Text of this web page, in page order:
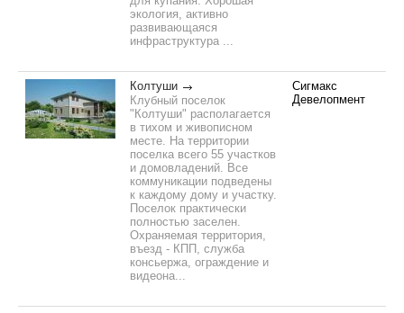
экология, активно
развивающаяся
инфраструктура ...
Колтуши
Клубный поселок
"Колтуши" располагается
в тихом и живописном
месте. На территории
поселка всего 55 участков
и домовладений. Все
коммуникации подведены
к каждому дому и участку.
Поселок практически
полностью заселен.
Охраняемая территория,
въезд - КПП, служба
консьержа, ограждение и
видеона...
Сигмакс
Девелопмент